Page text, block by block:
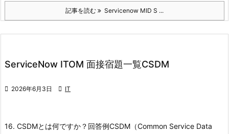
記事を読む Servicenow MID S ...
ServiceNow ITOM 面接宿題一覧CSDM
 2026年6月3日  IT
16. CSDMとは何ですか？ 回答例CSDM（Common Service Data